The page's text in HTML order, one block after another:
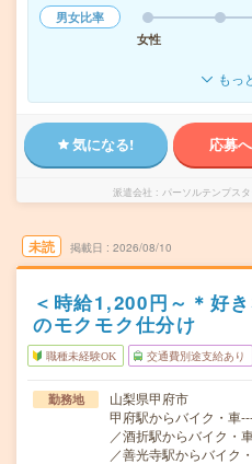
男女比率
女性
もっ
気になる! 応募
派遣会社 パーソルテンプス
未読 掲載日 2026/08/10
＜時給1,200円～＊好
のモクモク仕分け
職種未経験OK 交通費別途支給あり
勤務地
山梨県甲府市
甲府駅からバイク・車
／酒折駅からバイク・
／善光寺駅からバイク